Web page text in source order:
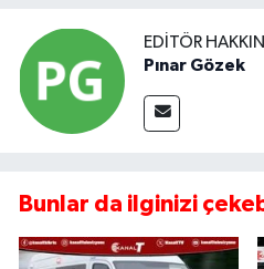
EDITÖR
Pınar Gözek
Bunlar da ilginizi